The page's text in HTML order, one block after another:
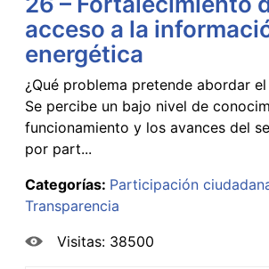
acceso a la
energética
¿Qué problema pretende abordar
Se percibe un bajo nivel de
funcionamiento y los avances del
por part...
Categorías: Participación
Transparencia
Visitas: 38500